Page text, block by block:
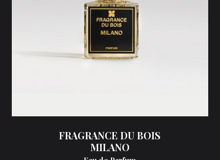
FRAGRANCE DU BOIS
MILANO